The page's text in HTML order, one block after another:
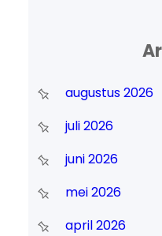
augustus 2026
juli 2026
juni 2026
mei 2026
april 2026